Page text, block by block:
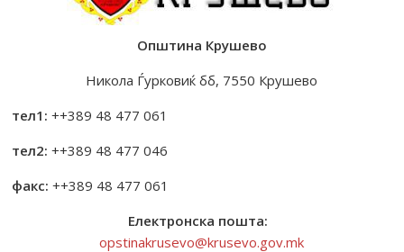
Општина Крушево
Никола Ѓурковиќ бб, 7550 Крушево
тел1: ++389 48 477 061
тел2: ++389 48 477 046
факс: ++389 48 477 061
Електронска пошта:
opstinakrusevo@krusevo.gov.mk